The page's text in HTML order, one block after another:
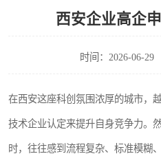
西安企业高企
时间：2026-06-29
在西安这座科创氛围浓厚的城市，
技术企业认定来提升自身竞争力。
时，往往感到流程复杂、标准模糊